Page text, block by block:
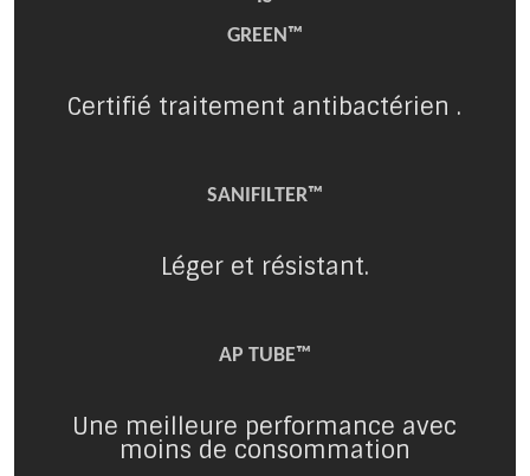
GREEN™
Certifié traitement antibactérien .
SANIFILTER™
Léger et résistant.
AP TUBE™
Une meilleure performance avec
moins de consommation